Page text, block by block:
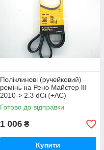
Поліклинові (ручейковий)
ремінь на Рено Майстер III
2010-> 2.3 dCi (+AC) —
ContiTech (Німеччина)-
7PK2054
Готово до відправки
1 006 ₴
Купити